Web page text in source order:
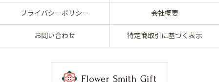
プライバシーポリシー 会社概要
お問い合わせ 特定商取引に基づく表示